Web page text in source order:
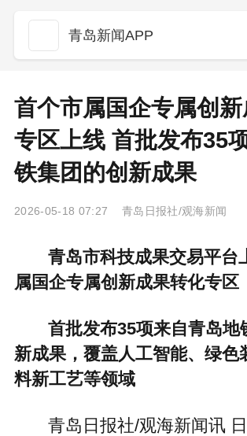
青岛新闻APP
首个市属国企专属创
专区上线 首批发布35
铁集团的创新成果
2026-05-18 07:27 青岛日报社/观海新闻
青岛市科技成果交易平台
属国企专属创新成果转化专区
首批发布35项来自青岛地
新成果，覆盖人工智能、绿色
料新工艺等领域
青岛日报社/观海新闻讯